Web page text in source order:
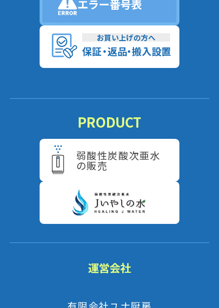
エラー番号表
お買い上げの方へ
保証・返品・搬入設置
PRODUCT
弱酸性炭酸次亜水
の販売
運営会社